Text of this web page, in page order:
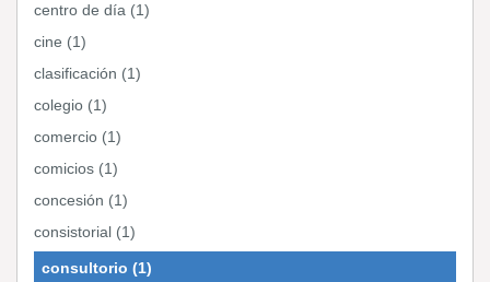
centro de día (1)
cine (1)
clasificación (1)
colegio (1)
comercio (1)
comicios (1)
concesión (1)
consistorial (1)
consultorio (1)